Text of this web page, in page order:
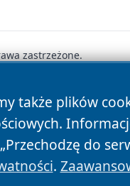
także plików
do
.
zastrzeżone.
Polityka Cookies